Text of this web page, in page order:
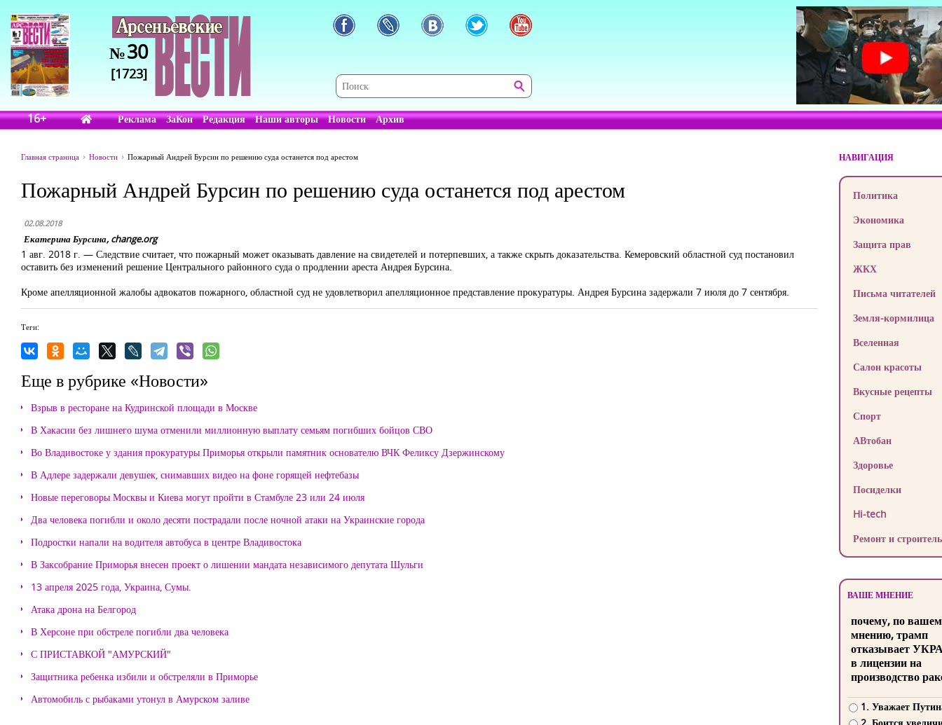
№30
[1723]
16+ Реклама ЗаКон Редакция Наши авторы Новости Архив
Главная страница Новости Пожарный Андрей Бурсин по решению суда останется под арестом
Пожарный Андрей Бурсин по решению суда останется под арестом
02.08.2018
Екатерина Бурсина, change.org
1 авг. 2018 г. — Следствие считает, что пожарный может оказывать давление на свидетелей и потерпевших, а также скрыть доказательства. Кемеровский областной суд постановил
оставить без изменений решение Центрального районного суда о продлении ареста Андрея Бурсина.
Кроме апелляционной жалобы адвокатов пожарного, областной суд не удовлетворил апелляционное представление прокуратуры. Андрея Бурсина задержали 7 июля до 7 сентября.
Теги:
Еще в рубрике «Новости»
Взрыв в ресторане на Кудринской площади в Москве
В Хакасии без лишнего шума отменили миллионную выплату семьям погибших бойцов СВО
Во Владивостоке у здания прокуратуры Приморья открыли памятник основателю ВЧК Феликсу Дзержинскому
В Адлере задержали девушек, снимавших видео на фоне горящей нефтебазы
Новые переговоры Москвы и Киева могут пройти в Стамбуле 23 или 24 июля
Два человека погибли и около десяти пострадали после ночной атаки на Украинские города
Подростки напали на водителя автобуса в центре Владивостока
В Заксобрание Приморья внесен проект о лишении мандата независимого депутата Шульги
13 апреля 2025 года, Украина, Сумы.
Атака дрона на Белгород
В Херсоне при обстреле погибли два человека
С ПРИСТАВКОЙ "АМУРСКИЙ"
Защитника ребенка избили и обстреляли в Приморье
Автомобиль с рыбаками утонул в Амурском заливе
НАВИГАЦИЯ
Политика
Экономика
Защита прав
ЖКХ
Письма читателей
Земля-кормилица
Вселенная
Салон красоты
Вкусные рецепты
Спорт
АВтобан
Здоровье
Посиделки
Hi-tech
Ремонт и
ВАШЕ МНЕНИЕ
почему, по
мнению, трамп
отказывает
в лицензии на
производство
1. Уважает